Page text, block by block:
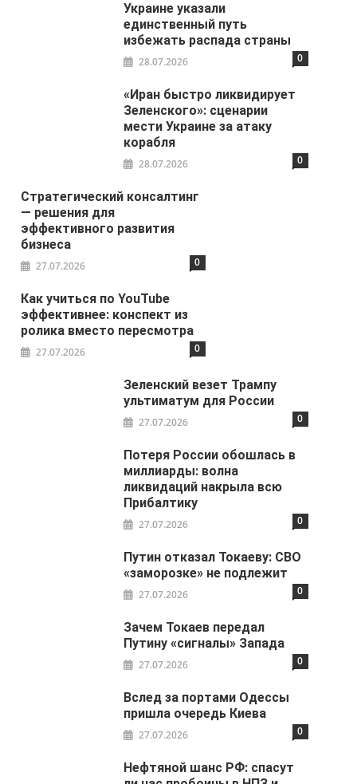
Украине указали
единственный путь
избежать распада страны
28.07.2026 0
«Иран быстро ликвидирует
Зеленского»: сценарии
мести Украине за атаку
корабля
28.07.2026 0
Стратегический консалтинг
— решения для
эффективного развития
бизнеса
27.07.2026 0
Как учиться по YouTube
эффективнее: конспект из
ролика вместо пересмотра
27.07.2026 0
Зеленский везет Трампу
ультиматум для России
27.07.2026 0
Потеря России обошлась в
миллиарды: волна
ликвидаций накрыла всю
Прибалтику
27.07.2026 0
Путин отказал Токаеву: СВО
«заморозке» не подлежит
27.07.2026 0
Зачем Токаев передал
Путину «сигналы» Запада
27.07.2026 0
Вслед за портами Одессы
пришла очередь Киева
27.07.2026 0
Нефтяной шанс РФ: спасут